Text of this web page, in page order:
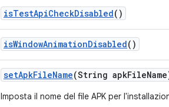
isTestApiCheckDisabled()
isWindowAnimationDisabled()
setApkFileName(String apkFile
Imposta il nome del file APK per